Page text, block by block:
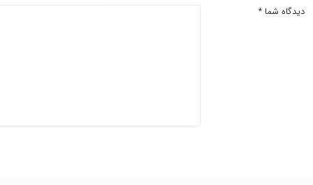
دیدگاه شما *